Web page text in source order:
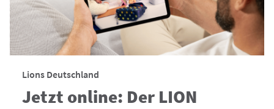
Lions Deutschland
Jetzt online: Der LION